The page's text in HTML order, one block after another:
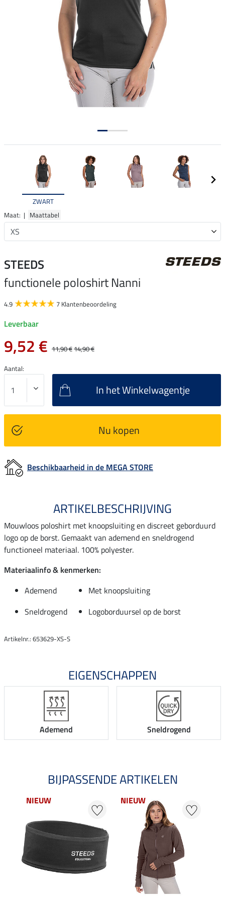
ZWART
Maat: | Maattabel
STEEDS
functionele poloshirt Nanni
4.9 7 Klantenbeoordeling
Leverbaar
9,52 € 11,90 €14,90 €
Aantal:
In het Winkelwagentje
Nu kopen
Beschikbaarheid in de MEGA STORE
ARTIKELBESCHRIJVING
Mouwloos poloshirt met knoopsluiting en discreet geborduurd
logo op de borst. Gemaakt van ademend en sneldrogend
functioneel materiaal. 100% polyester.
Materiaalinfo & kenmerken:
Ademend
Met knoopsluiting
Sneldrogend
Logoborduursel op de borst
Artikelnr.: 653629-XS-S
EIGENSCHAPPEN
Ademend Sneldrogend
BIJPASSENDE ARTIKELEN
NIEUW NIEUW